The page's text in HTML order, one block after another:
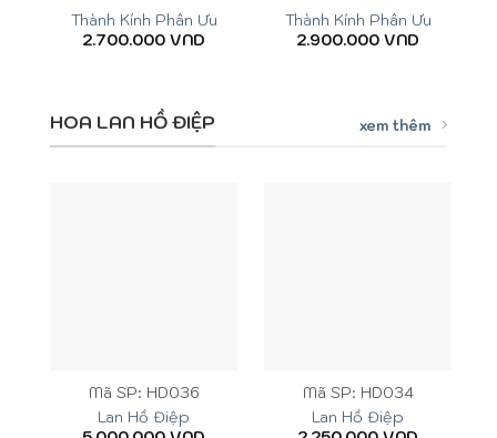
Thành Kính Phân Ưu
2.700.000 VND
Thành Kính Phân Ưu
2.900.000 VND
HOA LAN HỒ ĐIỆP xem thêm
Mã SP: HD036
Lan Hồ Điệp
Mã SP: HD034
Lan Hồ Điệp